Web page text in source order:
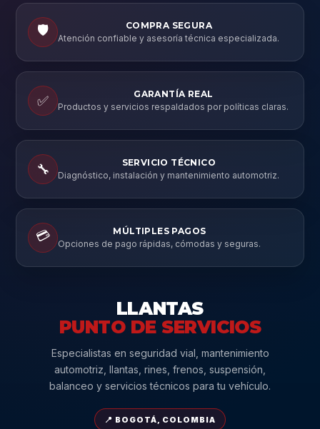
🛡️
COMPRA SEGURA
Atención confiable y asesoría técnica especializada.
✅
GARANTÍA REAL
Productos y servicios respaldados por políticas claras.
🔧
SERVICIO TÉCNICO
Diagnóstico, instalación y mantenimiento automotriz.
💳
MÚLTIPLES PAGOS
Opciones de pago rápidas, cómodas y seguras.
LLANTAS
PUNTO DE SERVICIOS
Especialistas en seguridad vial, mantenimiento
automotriz, llantas, rines, frenos, suspensión,
balanceo y servicios técnicos para tu vehículo.
📍 BOGOTÁ, COLOMBIA